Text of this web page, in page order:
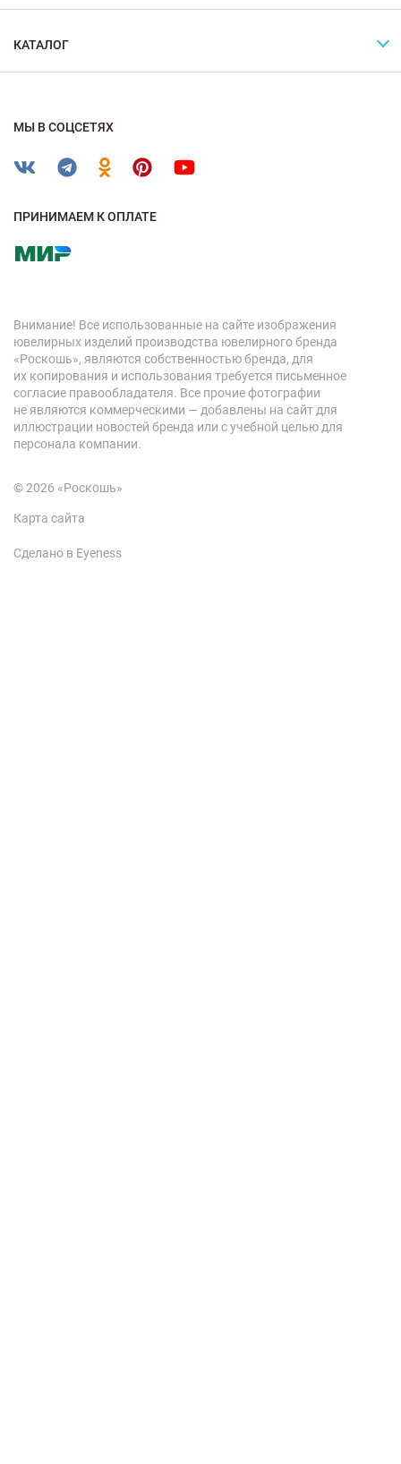
КАТАЛОГ
МЫ В СОЦСЕТЯХ
ПРИНИМАЕМ К ОПЛАТЕ
Внимание! Все использованные на сайте изображения
ювелирных изделий производства ювелирного бренда
«Роскошь», являются собственностью бренда, для
их копирования и использования требуется письменное
согласие правообладателя. Все прочие фотографии
не являются коммерческими — добавлены на сайт для
иллюстрации новостей бренда или с учебной целью для
персонала компании.
© 2026 «Роскошь»
Карта сайта
Сделано в Eyeness